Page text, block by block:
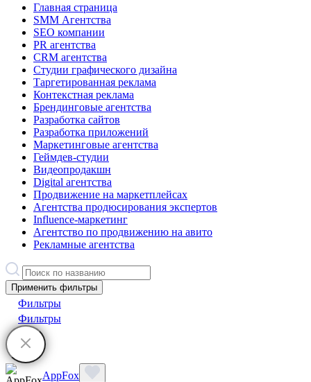
Главная страница
SMM Агентства
SEO компании
PR агентства
CRM агентства
Студии графического дизайна
Таргетированная реклама
Контекстная реклама
Брендинговые агентства
Разработка сайтов
Разработка приложений
Маркетинговые агентства
Геймдев-студии
Видеопродакшн
Digital агентства
Продвижение на маркетплейсах
Агентства продюсирования экспертов
Influence-маркетинг
Агентство по продвижению на авито
Рекламные агентства
Применить фильтры
Фильтры
Фильтры
AppFox